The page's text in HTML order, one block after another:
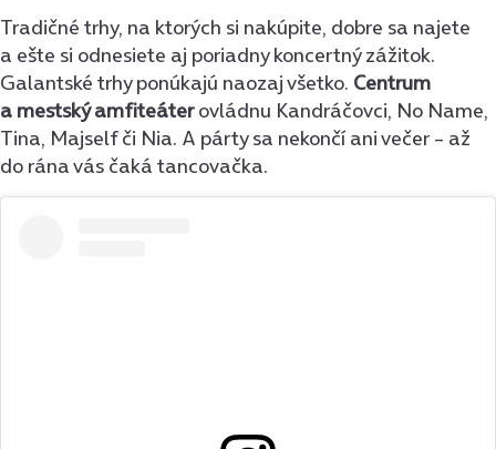
Tradičné trhy, na ktorých si nakúpite, dobre sa najete
a ešte si odnesiete aj poriadny koncertný zážitok.
Galantské trhy ponúkajú naozaj všetko. Centrum
a mestský amfiteáterovládnu Kandráčovci, No Name,
Tina, Majself či Nia. A párty sa nekončí ani večer – až
do rána vás čaká tancovačka.